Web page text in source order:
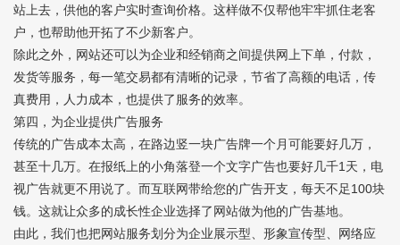
站上去，供他的客户实时查询价格。这样做不仅帮他牢牢抓住老客
户，也帮助他开拓了不少新客户。
除此之外，网站还可以为企业和经销商之间提供网上下单，付款，
发货等服务，每一笔交易都有清晰的记录，节省了高额的电话，传
真费用，人力成本，也提供了服务的效率。
第四，为企业提供广告服务
传统的广告成本太高，在路边竖一块广告牌一个月可能要好几万，
甚至十几万。在报纸上的小角落登一个文字广告也要好几千1天，电
视广告就更不用说了。而互联网带给您的广告开支，每天不足100块
钱。这就让众多的成长性企业选择了网站做为他的广告基地。
由此，我们也把网站服务划分为企业展示型、形象宣传型、网络应